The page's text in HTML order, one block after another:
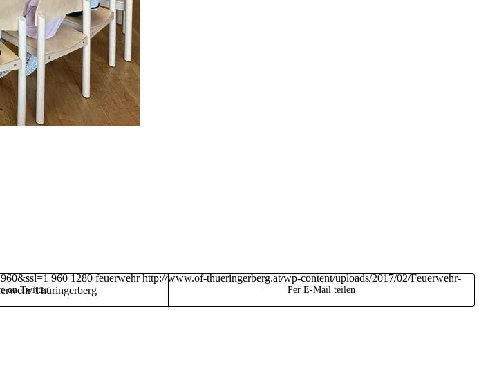
on Twitter Per E-Mail teilen
960 1280 feuerwehr http://www.of-thueringerberg.at/wp-content/uploads/2017/02/Feuerwehr-
Thüringerberg